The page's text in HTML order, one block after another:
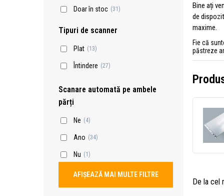
Doar în stoc (31)
Tipuri de scanner
Plat (13)
Întindere (27)
Scanare automată pe ambele
părți
Ne (4)
Ano (34)
Nu (1)
AFIȘEAZĂ MAI MULTE FILTRE
Bine ați
de
maxime.
Fie că
păstreze
De la cel